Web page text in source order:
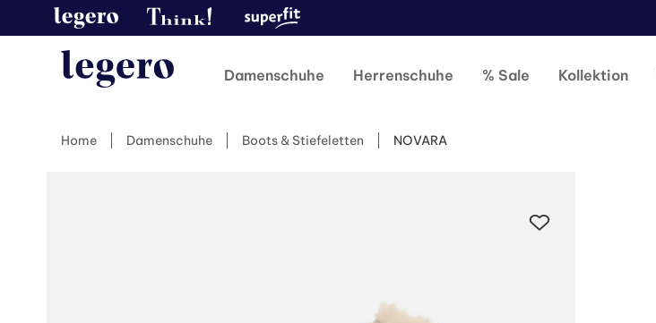
Damenschuhe Herrenschuhe % Sale Kollektion
Home Damenschuhe Boots & Stiefeletten NOVARA